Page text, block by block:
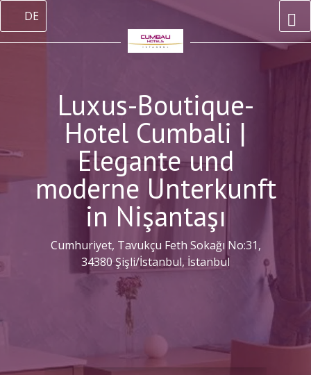
DE
Luxus-Boutique-
Hotel Cumbali |
Elegante und
moderne Unterkunft
in Nişantaşı
Cumhuriyet, Tavukçu Feth Sokağı No:31,
34380 Şişli/İstanbul, İstanbul